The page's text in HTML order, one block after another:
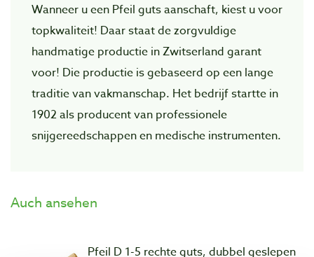
Wanneer u een Pfeil guts aanschaft, kiest u voor
topkwaliteit! Daar staat de zorgvuIdige
handmatige productie in Zwitserland garant
voor! Die productie is gebaseerd op een lange
traditie van vakmanschap. Het bedrijf startte in
1902 als producent van professionele
snijgereedschappen en medische instrumenten.
Auch ansehen
Pfeil D 1-5 rechte guts, dubbel geslepen